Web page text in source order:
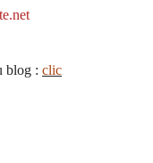
blog : clic